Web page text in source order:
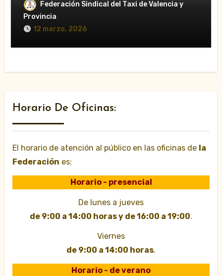
“japonesa” los días 14 y 18 de marzo
durante las Fallas»
Federación Sindical del Taxi de Valencia y
Provincia
12 marzo, 2026
Horario De Oficinas:
El horario de atención al público en las oficinas de la
Federación es:
Horario - presencial
De lunes a jueves
de 9:00 a 14:00 horas y de 16:00 a 19:00.
Viernes
de 9:00 a 14:00 horas.
Horario - de verano